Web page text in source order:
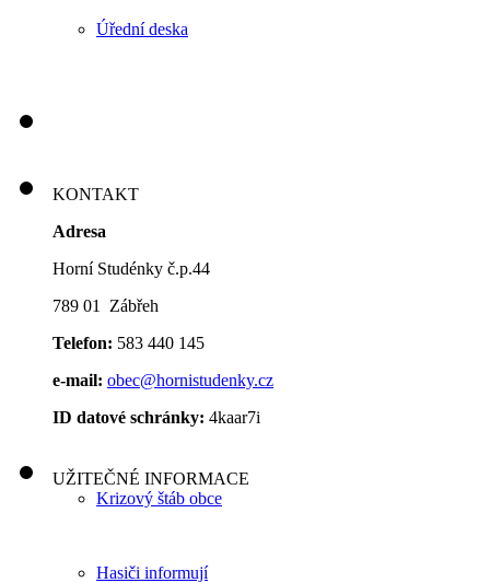
Úřední deska
KONTAKT
Adresa
Horní Studénky č.p.44
789 01 Zábřeh
Telefon: 583 440 145
e-mail: obec@hornistudenky.cz
ID datové schránky: 4kaar7i
UŽITEČNÉ INFORMACE
Krizový štáb obce
Hasiči informují